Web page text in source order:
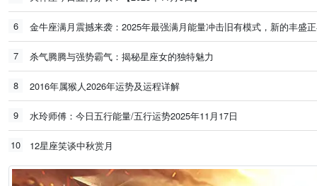
6 金牛座满月震撼来袭：2025年最强满月能量冲击旧有模式，新的丰盛
7 杀气腾腾与强势霸气：揭秘星座女的独特魅力
8 2016年属猴人2026年运势及运程详解
9 水玲师傅：今日五行能量/五行运势2025年11月17日
10 12星座笑谈中秋赏月